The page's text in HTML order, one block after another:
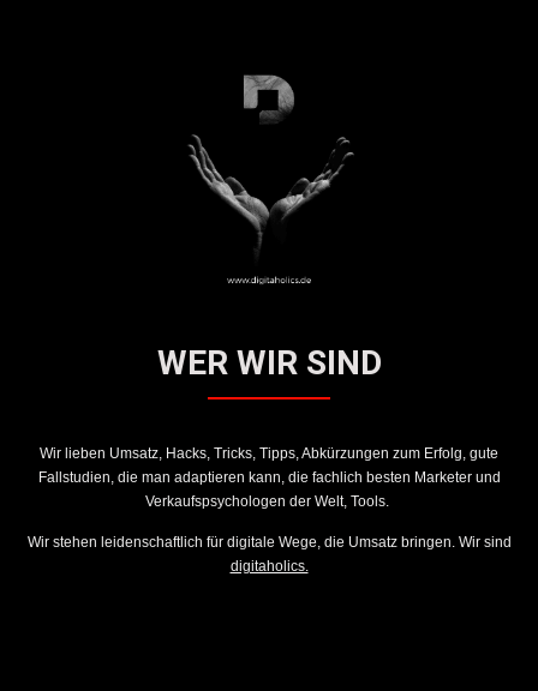
WER WIR SIND
Wir lieben Umsatz, Hacks, Tricks, Tipps, Abkürzungen zum Erfolg, gute
Fallstudien, die man adaptieren kann, die fachlich besten Marketer und
Verkaufspsychologen der Welt, Tools.
Wir stehen leidenschaftlich für digitale Wege, die Umsatz bringen. Wir sind
digitaholics.